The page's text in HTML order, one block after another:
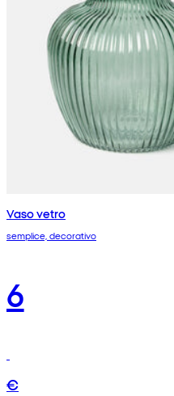
Vaso vetro
semplice, decorativo
6
€